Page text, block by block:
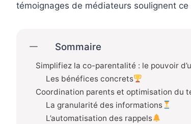
témoignages de médiateurs soulignent
Sommaire
Simplifiez la co-parentalité : le pouvoir
Les bénéfices concrets
Coordination parents et optimisation du
La granularité des informations
L’automatisation des rappels